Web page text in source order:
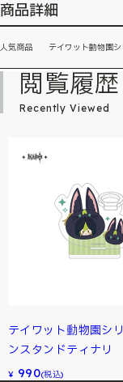
商品詳細
人気商品 テイワット動物園
閲覧履歴
Recently Viewed
テイワット動物園シ
ンスタンドティナリ
¥ 990(税込)